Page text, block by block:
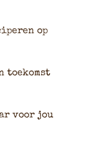
op
toekomst
voor jou